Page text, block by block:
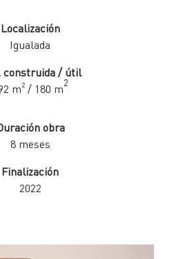
Localización
Igualada
construida / útil
m2/ 180 m2
obra
8 meses
Finalización
2022